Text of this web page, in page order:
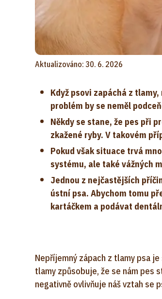
Aktualizováno: 30. 6. 2026
Když psovi zapáchá z
problém by se neměl
Někdy se stane, že pes při
zkažené ryby. V takovém
Pokud však situace trvá
systému, ale také vážných
Jednou z nejčastějších
ústní psa. Abychom tomu
kartáčkem a podávat
Nepříjemný zápach z tlamy psa
tlamy způsobuje, že se nám pes
negativně ovlivňuje náš vztah se